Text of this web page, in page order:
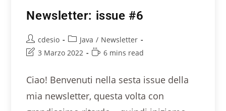
Newsletter: issue #6
cdesio Java / Newsletter
3 Marzo 2022
6 mins read
Ciao! Benvenuti nella sesta issue della
mia newsletter, questa volta con